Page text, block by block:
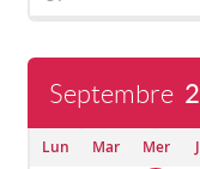
Septembre
Lun Mar Mer